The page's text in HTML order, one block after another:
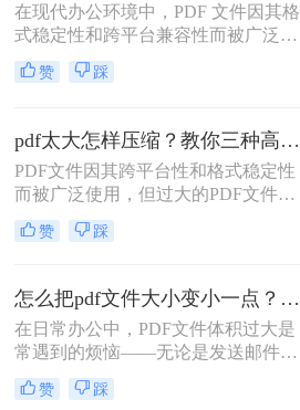
在现代办公环境中，PDF 文件因其格
式稳定性和跨平台兼容性而被广泛使
用。然而，当这些文件变得过大时，
它们不仅占用大量存储空间，而且在
传到某些平台。因此，掌握pdf太大如
何压缩变小是十分必要的。本文将介
绍两种实用的方法来解决这个问题，
帮助您轻松完成 PDF 文件的压缩。
赞 踩
pdf太大怎样压缩？教你三种高效方法！
PDF文件因其跨平台性和格式稳定性
而被广泛使用，但过大的PDF文件不
仅占用存储空间，还会影响传输速度
和加载速度。为了解决pdf太大怎样压
件的方法。
赞 踩
怎么把pdf文件大小变小一点？四种方法对比，一看就懂！
在日常办公中，PDF文件体积过大是
常遇到的烦恼——无论是发送邮件受
限于附件大小，还是上传系统提示文
件超限，都让人头疼。那么，怎么把
赞 踩